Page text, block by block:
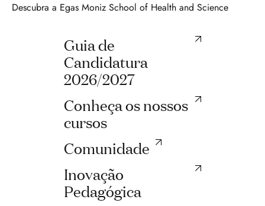
Descubra a Egas Moniz School of Health and Science
Guia de
Candidatura
2026/2027
Conheça os nossos
cursos
Comunidade
Inovação
Pedagógica